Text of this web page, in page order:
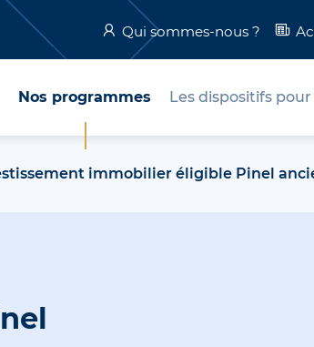
Qui sommes-nous ?
Nos programmes Les dispositifs
immobilier éligible Pinel